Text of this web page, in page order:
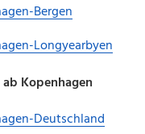
Bergen
Longyearbyen
Kopenhagen
Deutschland